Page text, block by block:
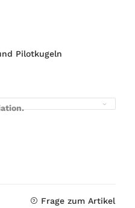
Pilotkugeln
Frage zum Artikel